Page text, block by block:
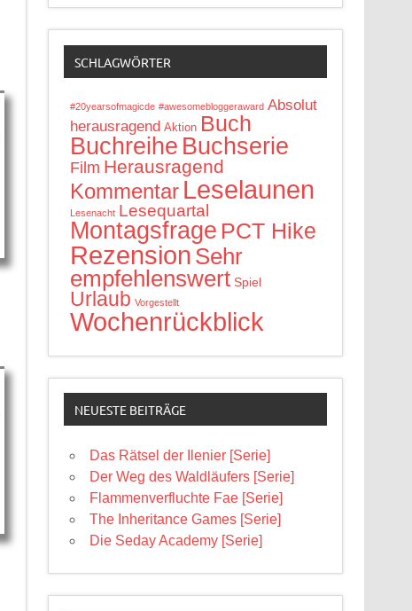
SCHLAGWÖRTER
#20yearsofmagicde #awesomebloggeraward Absolut
herausragend Aktion Buch
Buchreihe Buchserie
Film Herausragend
Kommentar Leselaunen
Lesenacht Lesequartal
Montagsfrage PCT Hike
Rezension Sehr
empfehlenswert Spiel
Urlaub Vorgestellt
Wochenrückblick
NEUESTE BEITRÄGE
Das Rätsel der Ilenier [Serie]
Der Weg des Waldläufers [Serie]
Flammenverfluchte Fae [Serie]
The Inheritance Games [Serie]
Die Seday Academy [Serie]